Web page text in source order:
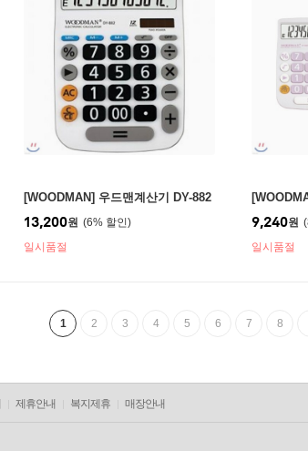
[WOODMAN] 우드맨계산기 DY-882
6%
13,200원
일시품절
9,240원
일시품절
1 2 3 4 5 6 7 8
제휴안내 복지제휴 매장안내